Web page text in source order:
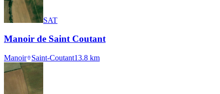
SAT
Manoir de Saint Coutant
Manoir Saint-Coutant13.8 km